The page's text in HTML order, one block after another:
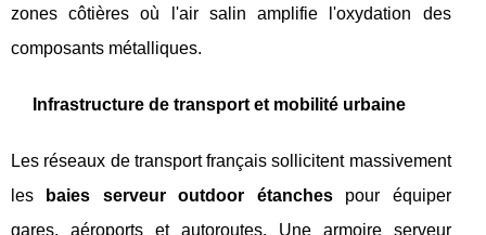
zones côtières où l'air salin amplifie l'oxydation des
composants métalliques.
Infrastructure de transport et mobilité urbaine
Les réseaux de transport français sollicitent massivement
les
baies serveur outdoor étanchespour équiper
gares, aéroports et autoroutes. Une armoire serveur